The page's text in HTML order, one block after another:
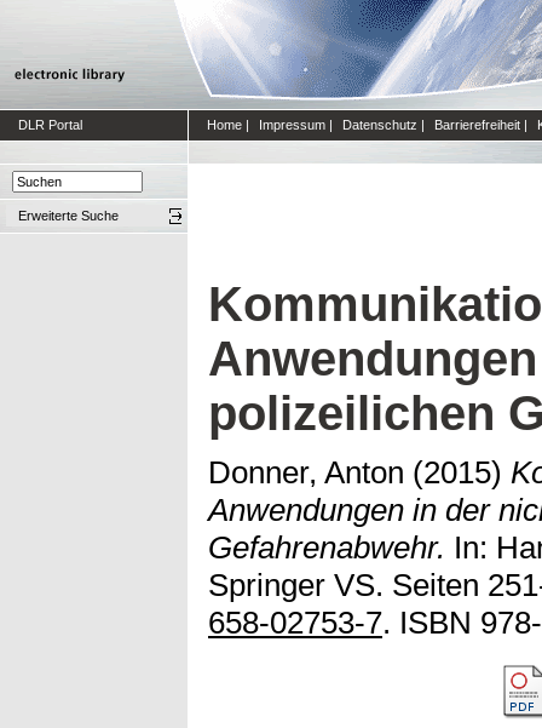
DLR Portal Home | Impressum | Datenschutz | Barrierefreiheit |
Erweiterte Suche
polizeilichen
Donner, Anton (2015)
Anwendungen in der
Gefahrenabwehr. In:
Springer VS. Seiten
658-02753-7. ISBN